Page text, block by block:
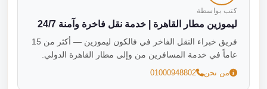
كتب بواسطة
ليموزين مطار القاهرة | خدمة نقل فاخرة وآمنة 24/7
فريق خبراء النقل الفاخر في فالكون ليموزين — أكثر من 15
عاماً في خدمة المسافرين من وإلى مطار القاهرة الدولي.
من نحن 01000948802